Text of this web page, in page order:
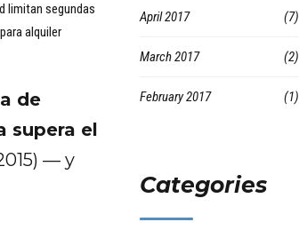
limitan segundas
alquiler
de
supera el
— y
April 2017 (7)
March 2017 (2)
February 2017 (1)
Categories